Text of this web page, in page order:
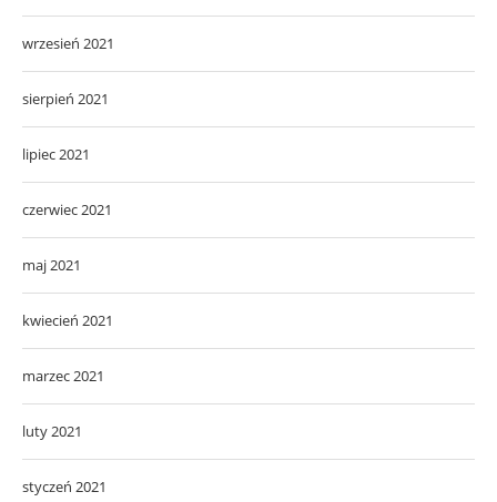
wrzesień 2021
sierpień 2021
lipiec 2021
czerwiec 2021
maj 2021
kwiecień 2021
marzec 2021
luty 2021
styczeń 2021